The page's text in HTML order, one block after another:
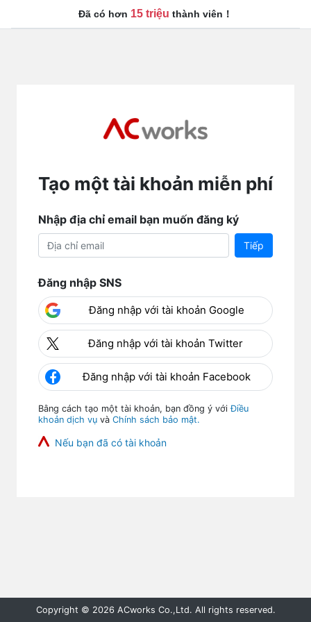
Đã có hơn 15 triệu thành viên！
Tạo một tài khoản miễn phí
Nhập địa chỉ email bạn muốn đăng ký
Tiếp
Đăng nhập SNS
Đăng nhập với tài khoản Google
Đăng nhập với tài khoản Twitter
Đăng nhập với tài khoản Facebook
Bằng cách tạo một tài khoản, bạn đồng ý vớiĐiều
khoản dịch vụ và Chính sách bảo mật.
Nếu bạn đã có tài khoản
Copyright © 2026 ACworks Co.,Ltd. All rights reserved.